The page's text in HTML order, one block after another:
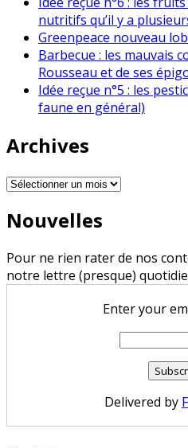
nutritifs qu’il y a
Greenpeace nouveau
Barbecue : les mauvais
Rousseau et de ses
Idée reçue n°5 : les
faune en général)
Archives
Archives
Nouvelles
Pour ne rien rater de nos
notre lettre (presque)
Enter your
Delivered by